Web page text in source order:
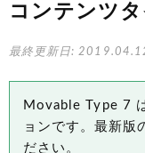
コンテンツ
最終更新日:
Movable Type 7
ョンです。最新版
ださい。